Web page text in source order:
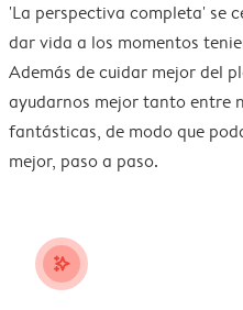
'La perspectiva completa' se
dar vida a los momentos
Además de cuidar mejor del
ayudarnos mejor tanto entre
fantásticas, de modo que
mejor, paso a paso.
stars_plus